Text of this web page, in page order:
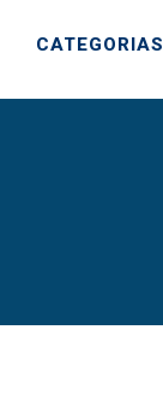
CATEGORIAS